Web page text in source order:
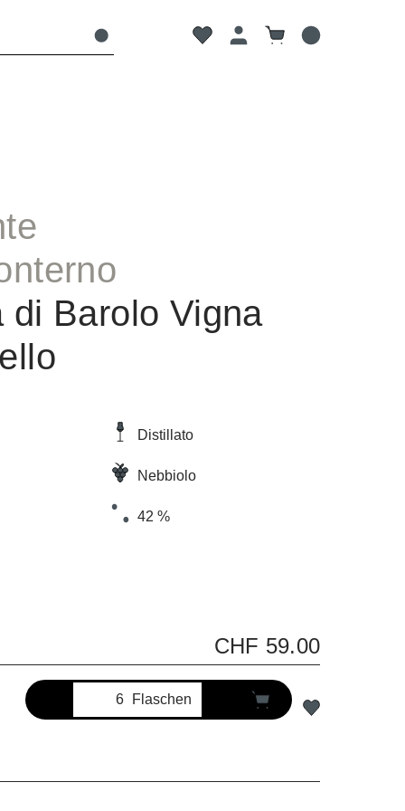
di Barolo Vigna
Distillato
Nebbiolo
42 %
CHF 59.00
Flaschen